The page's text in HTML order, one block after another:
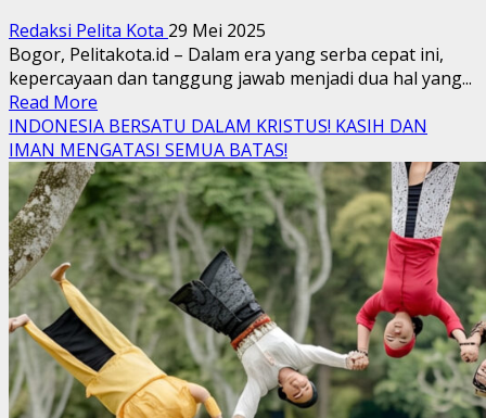
Redaksi Pelita Kota 29 Mei 2025
Bogor, Pelitakota.id – Dalam era yang serba cepat ini,
kepercayaan dan tanggung jawab menjadi dua hal yang...
Read More
more
about
Pentingnya
Membangun
Kepercayaan
dan
Tanggung
Jawab
dalam
Kehidupan
Sehari-
Hari
INDONESIA BERSATU DALAM KRISTUS! KASIH DAN
IMAN MENGATASI SEMUA BATAS!